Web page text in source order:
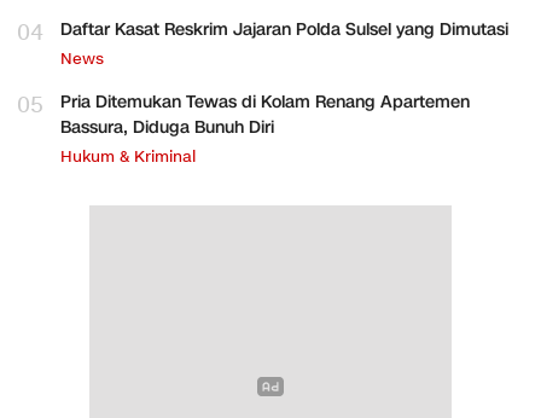
04 Daftar Kasat Reskrim Jajaran Polda Sulsel yang Dimutasi
News
05
Pria Ditemukan Tewas di Kolam Renang Apartemen
Bassura, Diduga Bunuh Diri
Hukum & Kriminal